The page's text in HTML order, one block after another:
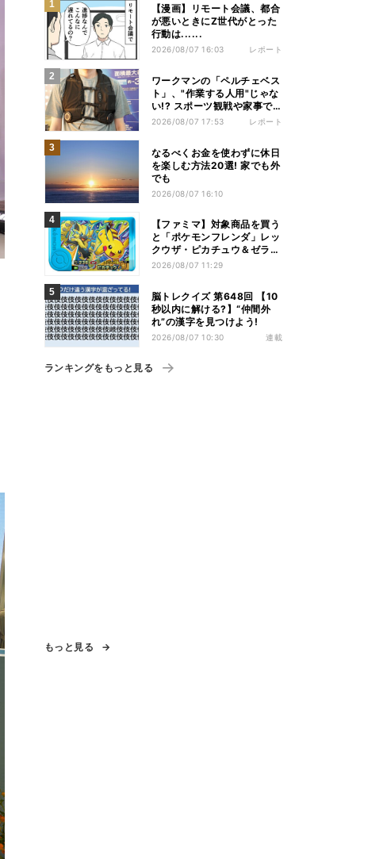
【漫画】リモート会議、都合
が悪いときにZ世代がとった
行動は......
2026/08/07 16:03 レポート
ワークマンの「ペルチェベス
ト」、"作業する人用"じゃな
い!? スポーツ観戦や家事で
の熱中症&冷え対策に――話
2026/08/07 17:53 レポート
なるべくお金を使わずに休日
を楽しむ方法20選! 家でも外
でも
2026/08/07 16:10
【ファミマ】対象商品を買う
と「ポケモンフレンダ」レッ
クウザ・ピカチュウ＆ゼラオ
ラのスペシャルフレンダピッ
2026/08/07 11:29
脳トレクイズ 第648回 【10
秒以内に解ける?】“仲間外
れ”の漢字を見つけよう!
2026/08/07 10:30 連載
ランキングをもっと見る
もっと見る